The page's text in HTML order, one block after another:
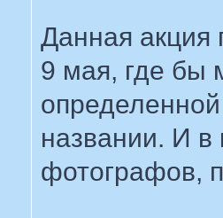
Данная
9 мая, где бы
названии. И в
фотографов,